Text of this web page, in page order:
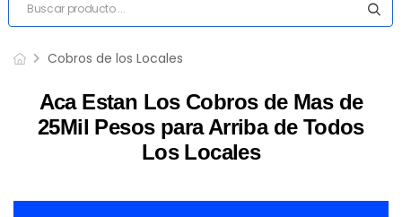
Cobros de los Locales
Aca Estan Los Cobros de Mas de
25Mil Pesos para Arriba de Todos
Los Locales